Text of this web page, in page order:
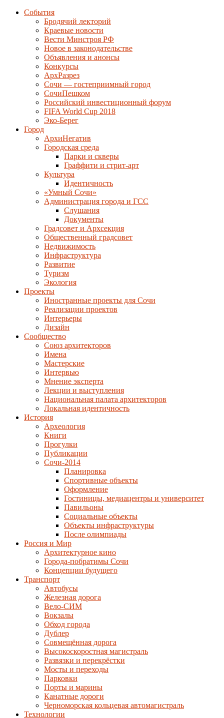
События
Бродячий лекторий
Краевые новости
Вести Минстроя РФ
Новое в законодательстве
Объявления и анонсы
Конкурсы
АрхРазрез
Сочи — гостеприимный город
СочиПешком
Российский инвестиционный форум
FIFA World Cup 2018
Эко-Берег
Город
АрхиНегатив
Городская среда
Парки и скверы
Граффити и стрит-арт
Культура
Идентичность
«Умный Сочи»
Администрация города и ГСС
Слушания
Документы
Градсовет и Архсекция
Общественный градсовет
Недвижимость
Инфраструктура
Развитие
Туризм
Экология
Проекты
Иностранные проекты для Сочи
Реализации проектов
Интерьеры
Дизайн
Сообщество
Союз архитекторов
Имена
Мастерские
Интервью
Мнение эксперта
Лекции и выступления
Национальная палата архитекторов
Локальная идентичность
История
Археология
Книги
Прогулки
Публикации
Сочи-2014
Планировка
Спортивные объекты
Оформление
Гостиницы, медиацентры и университет
Павильоны
Социальные объекты
Объекты инфраструктуры
После олимпиады
Россия и Мир
Архитектурное кино
Города-побратимы Сочи
Концепции будущего
Транспорт
Автобусы
Железная дорога
Вело-СИМ
Вокзалы
Обход города
Дублер
Совмещённая дорога
Высокоскоростная магистраль
Развязки и перекрёстки
Мосты и переходы
Парковки
Порты и марины
Канатные дороги
Черноморская кольцевая автомагистраль
Технологии